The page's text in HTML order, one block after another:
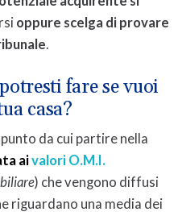
oppure scelga di provare
.
fare se vuoi
casa?
da cui partire nella
aivalori O.M.I.
) che vengono diffusi
riguardano una media dei